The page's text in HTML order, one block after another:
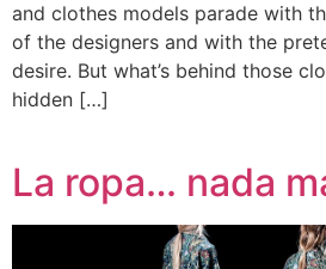
and clothes models parade with
of the designers and with the
desire. But what’s behind those
hidden […]
La ropa… nada